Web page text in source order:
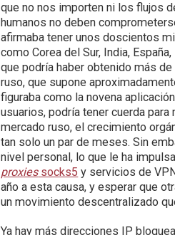
que no nos importen ni los flujos
humanos no deben
afirmaba tener unos doscientos
como Corea del Sur, India,
que podría haber obtenido más de
ruso, que supone
figuraba como la novena
usuarios, podría tener cuerda
mercado ruso, el crecimiento
tan solo un par de meses. Sin
nivel personal, lo que le ha
proxiessocks5 y servicios de
año a esta causa, y esperar que
un movimiento descentralizado
Ya hay más direcciones IP